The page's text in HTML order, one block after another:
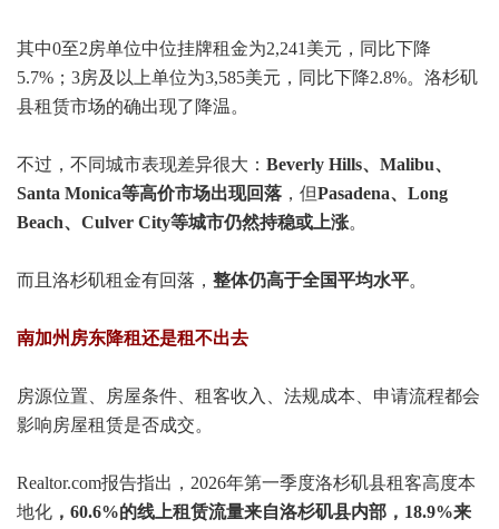
其中0至2房单位中位挂牌租金为2,241美元，同比下降
5.7%；3房及以上单位为3,585美元，同比下降2.8%。洛杉矶
县租赁市场的确出现了降温。
不过，不同城市表现差异很大： Beverly Hills、Malibu、
Santa Monica等高价市场出现回落 ，但Pasadena、Long
Beach、Culver City等城市仍然持稳或上涨。
而且洛杉矶租金有回落， 整体仍高于全国平均水平。
南加州房东降租还是租不出去
房源位置、房屋条件、租客收入、法规成本、申请流程都会
影响房屋租赁是否成交。
Realtor.com报告指出，2026年第一季度洛杉矶县租客高度本
地化 ，60.6%的线上租赁流量来自洛杉矶县内部，18.9%来